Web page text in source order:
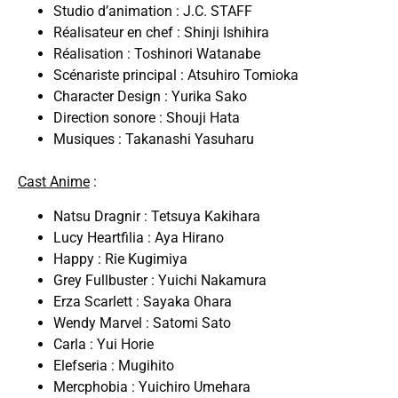
Studio d’animation : J.C. STAFF
Réalisateur en chef : Shinji Ishihira
Réalisation : Toshinori Watanabe
Scénariste principal : Atsuhiro Tomioka
Character Design : Yurika Sako
Direction sonore : Shouji Hata
Musiques : Takanashi Yasuharu
Cast Anime :
Natsu Dragnir : Tetsuya Kakihara
Lucy Heartfilia : Aya Hirano
Happy : Rie Kugimiya
Grey Fullbuster : Yuichi Nakamura
Erza Scarlett : Sayaka Ohara
Wendy Marvel : Satomi Sato
Carla : Yui Horie
Elefseria : Mugihito
Mercphobia : Yuichiro Umehara